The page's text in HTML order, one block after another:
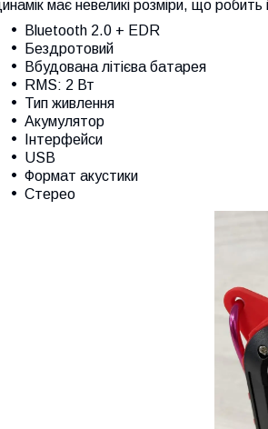
має невеликі розміри, що
Bluetooth 2.0 + EDR
Бездротовий
Вбудована літієва батарея
RMS: 2 Вт
Тип живлення
Акумулятор
Інтерфейси
USB
Формат акустики
Стерео